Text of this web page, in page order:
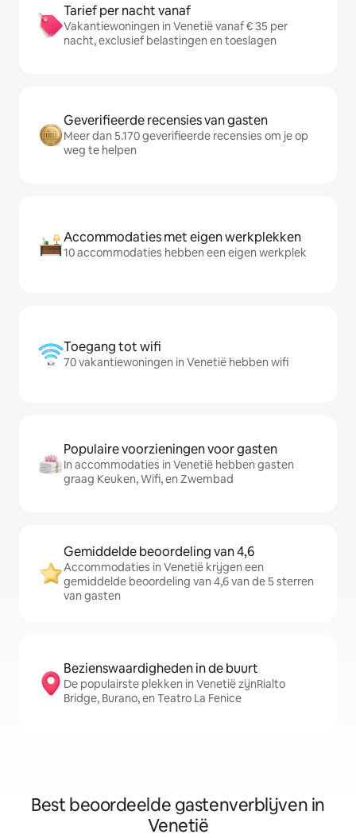
Tarief per nacht vanaf
Vakantiewoningen in Venetië vanaf € 35 per
nacht, exclusief belastingen en toeslagen
Geverifieerde recensies van gasten
Meer dan 5.170 geverifieerde recensies om je op
weg te helpen
Accommodaties met eigen werkplekken
10 accommodaties hebben een eigen werkplek
Toegang tot wifi
70 vakantiewoningen in Venetië hebben wifi
Populaire voorzieningen voor gasten
In accommodaties in Venetië hebben gasten
graag Keuken, Wifi, en Zwembad
Gemiddelde beoordeling van 4,6
Accommodaties in Venetië krijgen een
gemiddelde beoordeling van 4,6 van de 5 sterren
van gasten
Bezienswaardigheden in de buurt
De populairste plekken in Venetië zijnRialto
Bridge, Burano, en Teatro La Fenice
Best beoordeelde gastenverblijven in
Venetië